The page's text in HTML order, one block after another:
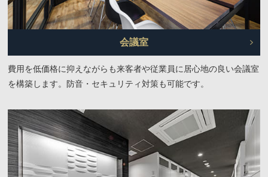
会議室
費用を低価格に抑えながらも来客者や従業員に居心地の良い会議室
を構築します。防音・セキュリティ対策も可能です。